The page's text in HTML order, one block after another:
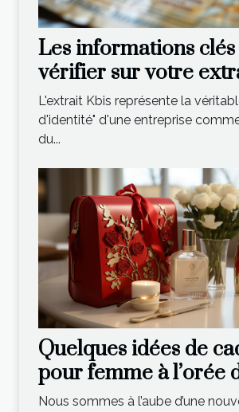
Les informations clés
vérifier sur votre
récent
L'extrait Kbis représente la
d'identité" d'une entreprise
du...
Quelques idées de
pour femme à l’orée
nouvelle année
Nous sommes à l’aube d’une